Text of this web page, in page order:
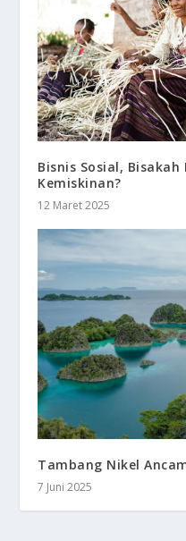
Bisnis Sosial,
Kemiskinan?
12 Maret 2025
Tambang Nikel
7 Juni 2025